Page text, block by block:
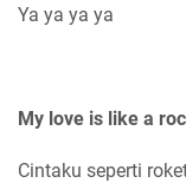
Ya ya ya ya
My love is like a
Cintaku seperti